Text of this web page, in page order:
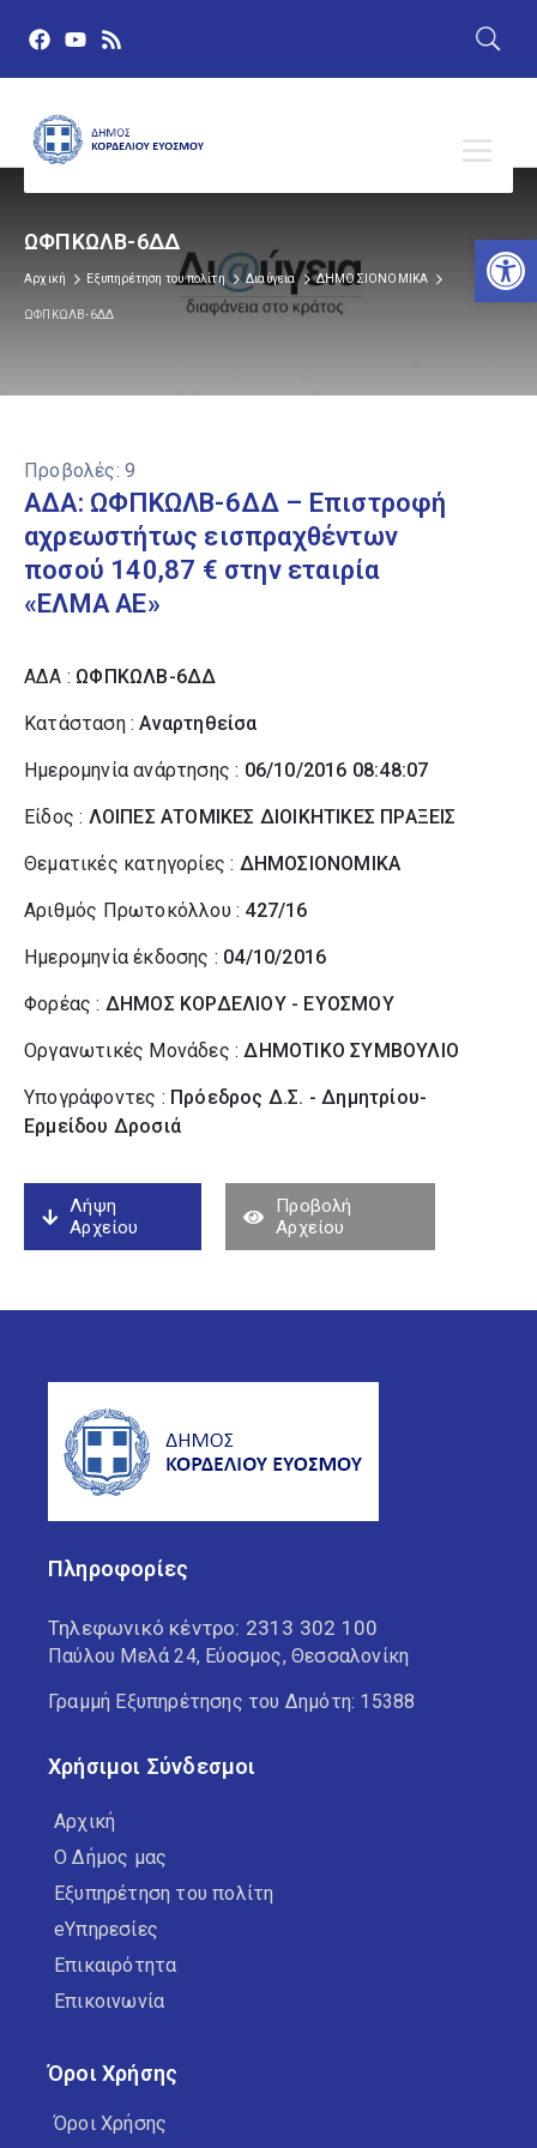
ΩΦΠΚΩΛΒ-6ΔΔ
Αρχική Εξυπηρέτηση του πολίτη Διαύγεια ΔΗΜΟΣΙΟΝΟΜΙΚΑ
ΩΦΠΚΩΛΒ-6ΔΔ
Προβολές: 9
ΑΔΑ: ΩΦΠΚΩΛΒ-6ΔΔ – Επιστροφή
αχρεωστήτως εισπραχθέντων
ποσού 140,87 € στην εταιρία
«ΕΛΜΑ ΑΕ»
ΑΔΑ : ΩΦΠΚΩΛΒ-6ΔΔ
Κατάσταση :Αναρτηθείσα
Ημερομηνία ανάρτησης : 06/10/2016 08:48:07
Είδος : ΛΟΙΠΕΣ ΑΤΟΜΙΚΕΣ ΔΙΟΙΚΗΤΙΚΕΣ ΠΡΑΞΕΙΣ
Θεματικές κατηγορίες : ΔΗΜΟΣΙΟΝΟΜΙΚΑ
Αριθμός Πρωτοκόλλου : 427/16
Ημερομηνία έκδοσης : 04/10/2016
Φορέας : ΔΗΜΟΣ ΚΟΡΔΕΛΙΟΥ - ΕΥΟΣΜΟΥ
Οργανωτικές Μονάδες :ΔΗΜΟΤΙΚΟ ΣΥΜΒΟΥΛΙΟ
Υπογράφοντες : Πρόεδρος Δ.Σ. - Δημητρίου-
Ερμείδου Δροσιά
Λήψη
Αρχείου
Προβολή
Αρχείου
Πληροφορίες
Τηλεφωνικό κέντρο: 2313 302 100
Παύλου Μελά 24, Εύοσμος, Θεσσαλονίκη
Γραμμή Εξυπηρέτησης του Δημότη: 15388
Χρήσιμοι Σύνδεσμοι
Αρχική
Ο Δήμος μας
Εξυπηρέτηση του πολίτη
eΥπηρεσίες
Επικαιρότητα
Επικοινωνία
Όροι Χρήσης
Όροι Χρήσης